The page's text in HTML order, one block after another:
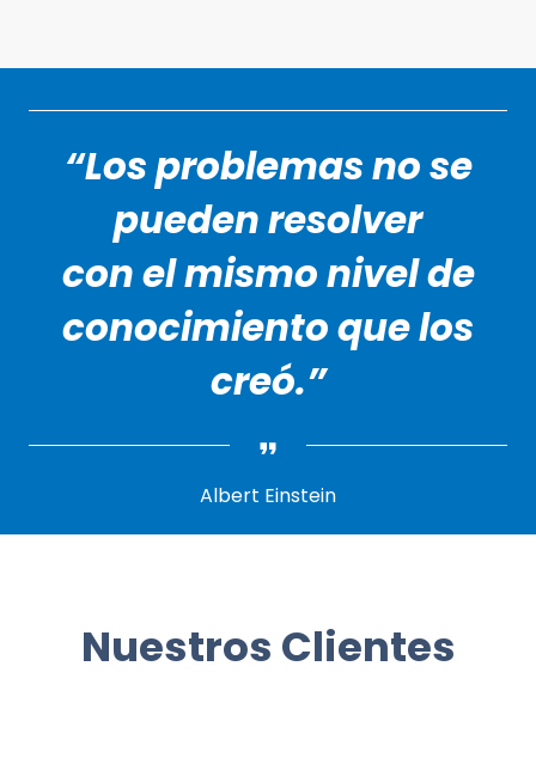
“Los problemas no se
pueden resolver
con el mismo nivel de
conocimiento que los
creó.”
Albert Einstein
Nuestros Clientes